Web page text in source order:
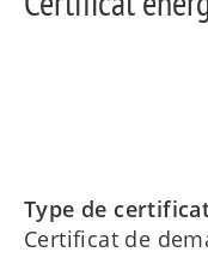
Type de
Certificat de